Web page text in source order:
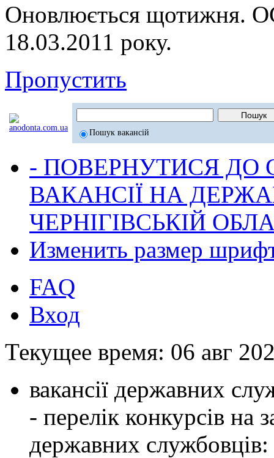
Оновлюється
18.03.2011 року.
Пропустить
Пошук вакансій
- ПОВЕРНУТИСЯ ДО
ВАКАНСІЇ НА
ЧЕРНІГІВСЬКІЙ
Изменить размер
FAQ
Вход
Текущее время: 06 авг
вакансії державних
- перелік конкурсів на
державних службовців: